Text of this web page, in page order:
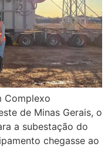
Complexo
de Minas Gerais, o
a subestação do
chegasse ao